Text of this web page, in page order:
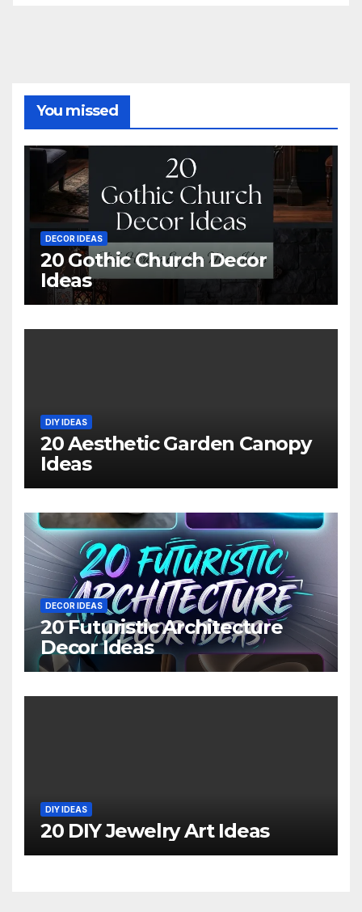
You missed
DECOR IDEAS
20 Gothic Church Decor
Ideas
DIY IDEAS
20 Aesthetic Garden Canopy
Ideas
DECOR IDEAS
20 Futuristic Architecture
Decor Ideas
DIY IDEAS
20 DIY Jewelry Art Ideas